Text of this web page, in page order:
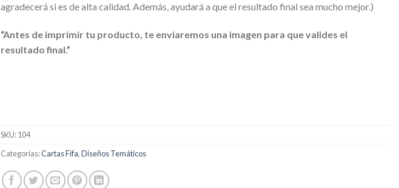
agradecerá si es de alta calidad. Además, ayudará a que el resultado final sea mucho mejor.)
“Antes de imprimir tu producto, te enviaremos una imagen para que valides el
resultado final.”
SKU:104
Categorías:Cartas Fifa,Diseños Temáticos